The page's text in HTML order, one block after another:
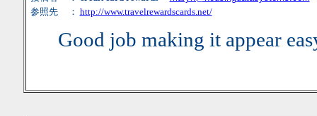
参照先
： http://www.travelrewardscards.net/
Good job making it appear